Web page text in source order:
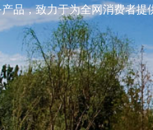
品，致力于为全网消费者